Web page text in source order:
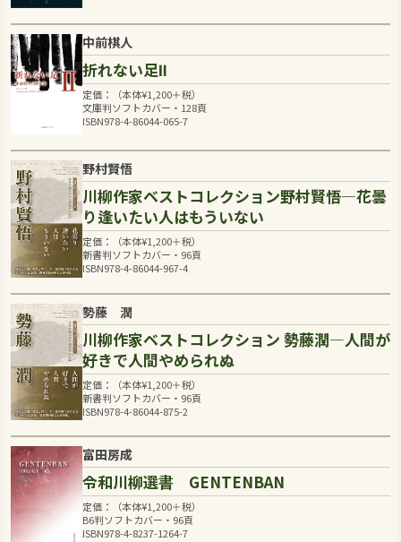
中前棋人
折れない足Ⅱ
定価：（本体¥1,200＋税）
文庫判ソフトカバー・128頁
ISBN978-4-86044-065-7
野村賢悟
川柳作家ベストコレクション野村賢悟―花曇
り逢いたい人はもういない
定価：（本体¥1,200＋税）
新書判ソフトカバー・96頁
ISBN978-4-86044-967-4
勢藤 潤
川柳作家ベストコレクション 勢藤潤―人間が
好きで人間やめられぬ
定価：（本体¥1,200＋税）
新書判ソフトカバー・96頁
ISBN978-4-86044-875-2
富田房成
令和川柳選書 GENTENBAN
定価：（本体¥1,200＋税）
B6判ソフトカバー・96頁
ISBN978-4-8237-1264-7